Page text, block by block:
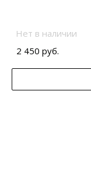
Нет в наличии
2 450 руб.